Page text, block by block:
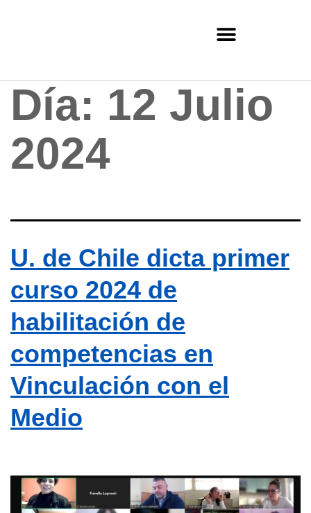
Día: 12 Julio
2024
U. de Chile dicta primer
curso 2024 de
habilitación de
competencias en
Vinculación con el
Medio